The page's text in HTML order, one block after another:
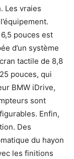
Les vraies
pouces est
d’un système
tactile de 8,8
pouces, qui
BMW iDrive,
sont
Enfin,
Des
du hayon
les finitions